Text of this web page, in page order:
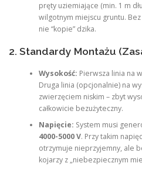
pręty uziemiające (min. 1 m
wilgotnym miejscu gruntu.
nie “kopie” dzika.
2. Standardy Montażu
Wysokość: Pierwsza linia na
Druga linia (opcjonalnie) na
zwierzęciem niskim – zbyt
całkowicie bezużyteczny.
Napięcie: System musi
4000-5000 V. Przy takim
otrzymuje nieprzyjemny, ale
kojarzy z „niebezpiecznym